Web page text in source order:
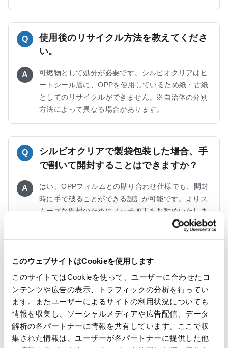
このウェブサイトはCookieを使用します
このサイトではCookieを使って、ユーザーに合わせたコ
ンテンツや広告の表示、トラフィックの分析を行ってい
ます。またユーザーによるサイトの利用状況についても
情報を収集し、ソーシャルメディアや広告配信、データ
解析の各パートナーに情報を共有しています。ここで収
集された情報は、ユーザーが各パートナーに提供した他
Q
使用後のリサイクル方法を教えてくださ
い。
A
可燃物として処分が必要です。シルビオクリアはヒ
ートシール層に、OPPを使用しているため紙・古紙
としてのリサイクルができません。※自治体の分別
方法によって異なる場合があります。
Q
シルビオクリアで製袋包装した場合、手
で割いて開封することはできますか？
A
はい、OPPフィルムとの貼り合わせ仕様でも、開封
時に手で破ることができる設計が可能です。よりス
ムーズな開封のためにノッチ加工をお勧めいたしま
Q ヒートシール温度の目安はありますか？
A
シール条件は使用する材料構成や包装機の条件によ
って異なります。実際の設備条件に合わせて、最適
なシール温度や圧力条件をご案内いたします。